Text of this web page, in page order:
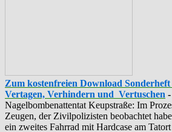
Zum kostenfreien Download Sonderheft
Vertagen, Verhindern und Vertuschen -
‪Nagelbombenattentat‬ ‎Keupstraße‬: Im
Zeugen, der Zivilpolizisten beobachtet
ein zweites Fahrrad mit Hardcase am